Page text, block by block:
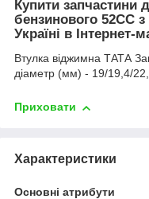
Купити запчастини
бензинового 52СС
Україні в Інтернет-
Втулка віджимна ТАТА
діаметр (мм) - 19/19,4/
Приховати
Характеристики
Основні атрибути